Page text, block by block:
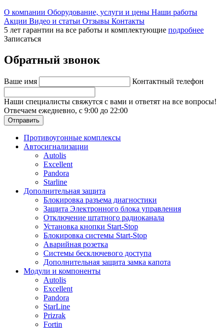
О компании Оборудование, услуги и цены Наши работы
Акции Видео и статьи Отзывы Контакты
5 лет гарантии на все работы и комплектующие подробнее
Записаться
Обратный звонок
Ваше имя Контактный телефон
Наши специалисты свяжутся с вами и ответят на все вопросы!
Отвечаем ежедневно, с 9:00 до 22:00
Отправить
Противоугонные комплексы
Автосигнализации
Autolis
Excellent
Pandora
Starline
Дополнительная защита
Блокировка разъема диагностики
Защита Электронного блока управления
Отключение штатного радиоканала
Установка кнопки Start-Stop
Блокировка системы Start-Stop
Аварийная розетка
Системы бесключевого доступа
Дополнительная защита замка капота
Модули и компоненты
Autolis
Excellent
Pandora
StarLine
Prizrak
Fortin